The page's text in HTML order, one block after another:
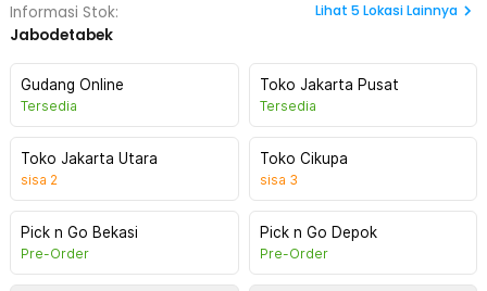
Informasi Stok:
Jabodetabek
Lihat 5 Lokasi Lainnya
Gudang Online
Tersedia
Toko Jakarta Pusat
Tersedia
Toko Jakarta Utara
sisa 2
Toko Cikupa
sisa 3
Pick n Go Bekasi
Pre-Order
Pick n Go Depok
Pre-Order